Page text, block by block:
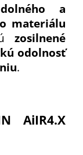
a
materiálu
zosilnené
odolnosť
.
AiIR4.X